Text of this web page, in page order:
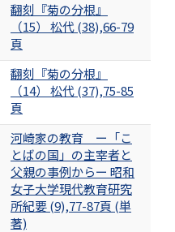
翻刻『菊の分根』
（15） 松代 (38),66-79
頁
翻刻『菊の分根』
（14） 松代 (37),75-85
頁
河崎家の教育 ー「こ
とばの国」の主宰者と
父親の事例からー 昭和
女子大学現代教育研究
所紀要 (9),77-87頁 (単
著)